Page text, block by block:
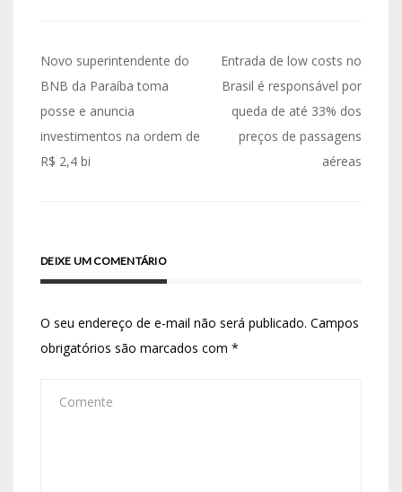
Novo superintendente do
BNB da Paraíba toma
posse e anuncia
investimentos na ordem de
R$ 2,4 bi
Entrada de low costs no
Brasil é responsável por
queda de até 33% dos
preços de passagens
aéreas
DEIXE UM COMENTÁRIO
O seu endereço de e-mail não será publicado. Campos
obrigatórios são marcados com *